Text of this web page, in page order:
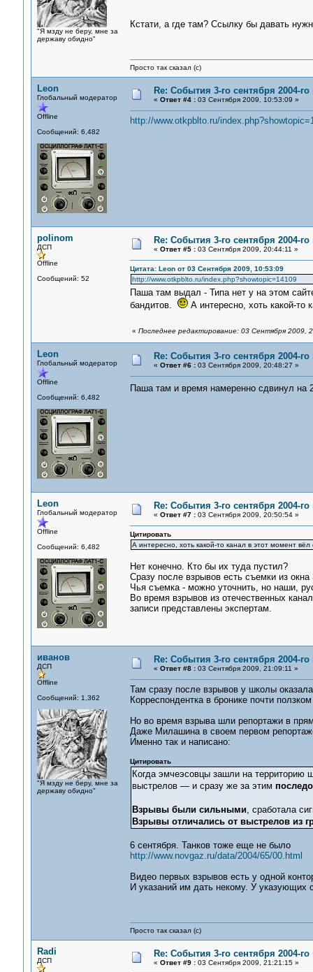
"Я мзду не беру, мне за
державу обидно"
Кстати, а где там? Ссылку бы давать
Просто так сказал (с)
Leon
Глобальный модератор
Offline
Сообщений: 6,482
Re: События 3-го сентября 2004-
« Ответ #4 :03 Сентября 2009, 10:53:09 »
http://www.otkpblto.ru/
polinom
ДСП
Offline
Сообщений: 52
Re: События 3-го сентября 2004-
« Ответ #5 :03 Сентября 2009, 20:44:11 »
Цитата: Leon от 03 Сентября 2009, 10:53:09
http://www.otkpblto.ru/index.php?showtopic=14109
Паша там выдал - Типа нет у на этом
бандитов.
А интересно, хоть какой-то
« Последнее редактирование: 03 Сентября 2009,
Leon
Глобальный модератор
Offline
Сообщений: 6,482
Re: События 3-го сентября 2004-
« Ответ #6 :03 Сентября 2009, 20:48:27 »
Паша там и время намеренно сдвинул
Leon
Глобальный модератор
Offline
Сообщений: 6,482
Re: События 3-го сентября 2004-
« Ответ #7 :03 Сентября 2009, 20:50:54 »
Цитировать
А интересно, хоть какой-то канал в этот момент
Нет конечно. Кто бы их туда пустил?
Сразу после взрывов есть съемки из
Чья съемка - можно уточнить, но наши,
Во время взрывов из отечественных
записи представлены экспертам.
иванов
ДСП
Offline
Сообщений: 1,362
"Я мзду не беру, мне за
державу обидно"
Re: События 3-го сентября 2004-
« Ответ #8 :03 Сентября 2009, 21:09:11 »
Там сразу после взрывов у школы
Корреспондентка в бронике почти
Но во время взрыва шли репортажи в
Даже Милашина в своем первом
Именно так и написано:
Цитировать
Когда эмчеэсовцы зашли на территорию
выстрелов — и сразу же за этим
Взрывы были сильными, сработала
Взрывы отличались от выстрелов из
6 сентября. Танков тоже еще не было
http://www.novgaz.ru/data/2004/65/00.html
Видео первых взрывов есть у одной
И указаний им дать некому. У указующих
Просто так сказал (с)
Radi
ДСП
Re: События 3-го сентября 2004-
« Ответ #9 :03 Сентября 2009, 21:21:15 »